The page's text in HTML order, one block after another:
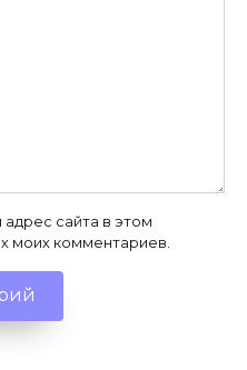
сайта в этом
моих комментариев.